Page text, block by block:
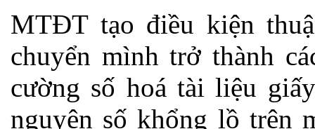
MTĐT tạo điều kiện
chuyển mình trở thành
cường số hoá tài liệu
nguyên số khổng lồ trên